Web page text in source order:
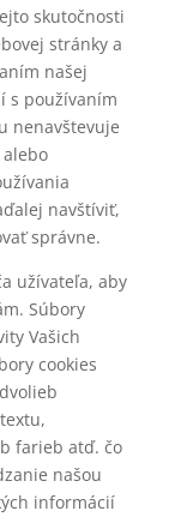
skutočnosti
stránky a
našej
s používaním
nenavštevuje
navštíviť,
správne.
užívateľa, aby
Súbory
Vašich
cookies
farieb atď. čo
našou
informácií